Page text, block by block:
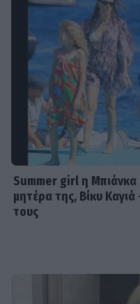
Summer girl η
μητέρα της, Βίκυ
τους